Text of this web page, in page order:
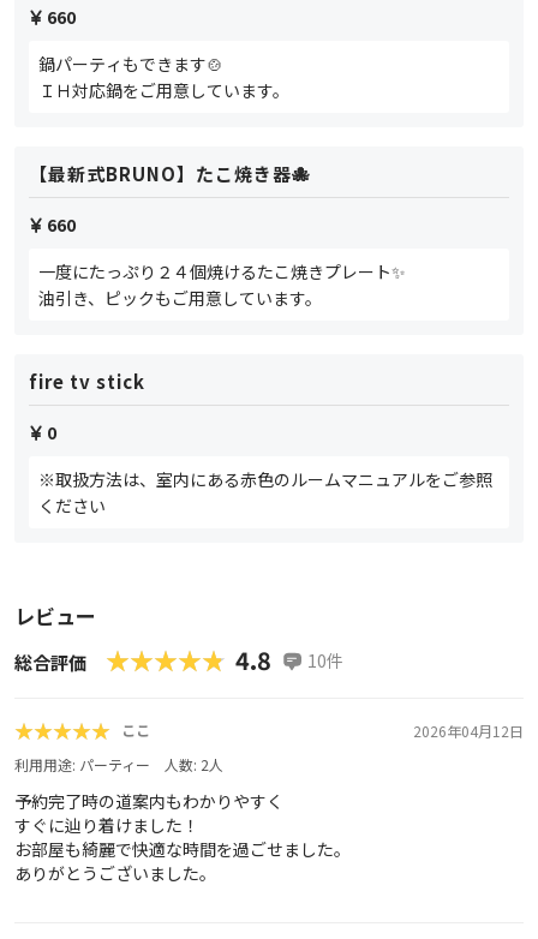
660
鍋パーティもできます🍲
ＩＨ対応鍋をご用意しています。
【最新式BRUNO】たこ焼き器🐙
660
一度にたっぷり２４個焼けるたこ焼きプレート✨
油引き、ピックもご用意しています。
fire tv stick
0
※取扱方法は、室内にある赤色のルームマニュアルをご参照
ください
レビュー
総合評価 ★★★★★
★★★★★ 4.8 10件
★★★★★
★★★★★ ここ
2026年04月12日
利用用途: パーティー 人数: 2人
予約完了時の道案内もわかりやすく
すぐに辿り着けました！
お部屋も綺麗で快適な時間を過ごせました。
ありがとうございました。